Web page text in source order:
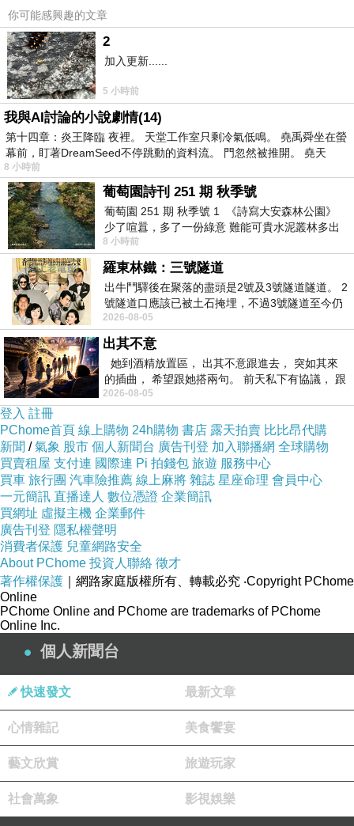
你可能感興趣的文章
2
加入更新......
5 小時前
我與AI討論的小說劇情(14)
第十四章：炎王降臨 夜裡。 天堂工作室只剩冷氣低鳴。 堯禹舜坐在螢
幕前，盯著DreamSeed不停跳動的資料流。 門忽然被推開。 堯天
8 小時前
葡萄園詩刊 251 期 秋季號
葡萄園 251 期 秋季號 1 《詩寫大安森林公園》
少了喧囂，多了一份綠意 難能可貴水泥叢林多出
一
8 小時前
羅東林鐵：三號隧道
出牛鬥驛後在聚落的盡頭是2號及3號隧道隧道。 2
號隧道口應該已被土石掩埋，不過3號隧道至今仍
存在。從台7丙牛鬥橋上往左岸上游方
2026-08-05
出其不意
她到酒精放置區， 出其不意跟進去， 突如其來
的插曲， 希望跟她搭兩句。 前天私下有協議， 跟
著阿弟丟拉基
2026-08-05
登入 註冊
PChome首頁 線上購物 24h購物 書店 露天拍賣 比比昂代購
新聞 /氣象 股市 個人新聞台 廣告刊登 加入聯播網 全球購物
買賣租屋 支付連 國際連 Pi 拍錢包 旅遊 服務中心
買車 旅行團 汽車險推薦 線上麻將 雜誌 星座命理 會員中心
一元簡訊 直播達人 數位憑證 企業簡訊
買網址 虛擬主機 企業郵件
廣告刊登 隱私權聲明
消費者保護 兒童網路安全
About PChome 投資人聯絡 徵才
著作權保護 ｜網路家庭版權所有、轉載必究 ‧Copyright PChome
Online
PChome Online and PChome are trademarks of PChome
Online Inc.
個人新聞台
快速發文 最新文章
心情雜記 美食饗宴
藝文欣賞 旅遊玩家
社會萬象 影視娛樂